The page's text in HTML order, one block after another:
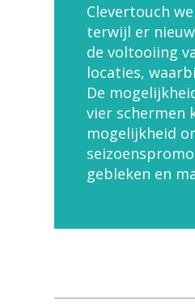
Clevertouch
terwijl er
de voltooiing
locaties,
De
vier schermen
mogelijkheid
gebleken en